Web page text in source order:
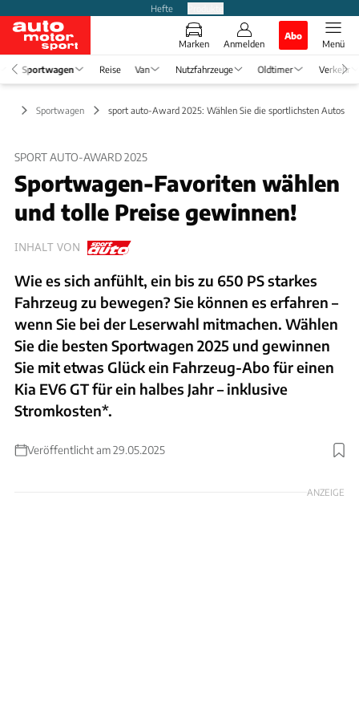
Hefte
Marken Anmelden
Abo
Menü
Sportwagen Reise Van Nutzfahrzeuge Oldtimer Verkehr
Sportwagen sport auto-Award 2025: Wählen Sie die sportlichsten Autos
SPORT AUTO-AWARD 2025
Sportwagen-Favoriten wählen
und tolle Preise gewinnen!
INHALT VON
Wie es sich anfühlt, ein bis zu 650 PS starkes
Fahrzeug zu bewegen? Sie können es erfahren –
wenn Sie bei der Leserwahl mitmachen. Wählen
Sie die besten Sportwagen 2025 und gewinnen
Sie mit etwas Glück ein Fahrzeug-Abo für einen
Kia EV6 GT für ein halbes Jahr – inklusive
Stromkosten*.
Veröffentlicht am 29.05.2025
Foto: Achim Hartmann
ANZEIGE